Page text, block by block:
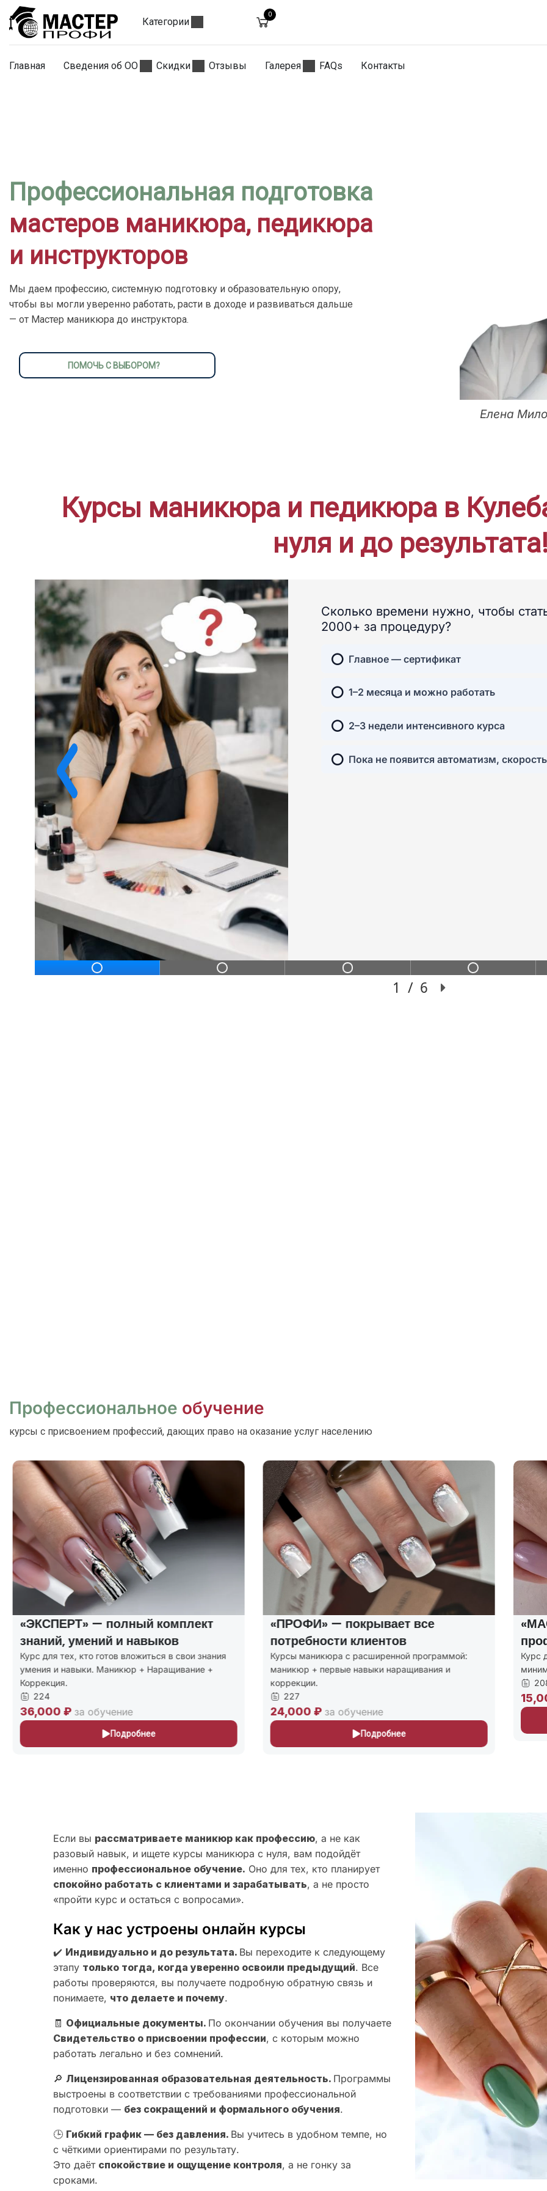
Категории
0
Главная Сведения об ОО Скидки Отзывы Галерея FAQs Контакты
Профессиональная подготовка
мастеров маникюра, педикюра
и инструкторов
Мы даем профессию, системную подготовку и образовательную опору,
чтобы вы могли уверенно работать, расти в доходе и развиваться дальше
— от Мастер маникюра до инструктора.
ПОМОЧЬ С ВЫБОРОМ?
Елена
Курсы маникюра и педикюра в
нуля и до результата!
Профессиональное обучение
курсы с присвоением профессий, дающих право на оказание услуг населению
«ЭКСПЕРТ» — полный комплект
знаний, умений и навыков
Курс для тех, кто готов вложиться в свои знания
умения и навыки. Маникюр + Наращивание +
Коррекция.
224
36,000 ₽ за обучение
Подробнее
«ПРОФИ» — покрывает все
потребности клиентов
Курсы маникюра с расширенной программой:
маникюр + первые навыки наращивания и
коррекции.
227
24,000 ₽ за обучение
Подробнее
Курс
208
Если вы рассматриваете маникюр как профессию, а не как
разовый навык, и ищете курсы маникюра с нуля, вам подойдёт
именно профессиональное обучение. Оно для тех, кто планирует
спокойно работать с клиентами и зарабатывать, а не просто
«пройти курс и остаться с вопросами».
Как у нас устроены онлайн курсы
✔️ Индивидуально и до результата. Вы переходите к следующему
этапу только тогда, когда уверенно освоили предыдущий. Все
работы проверяются, вы получаете подробную обратную связь и
понимаете, что делаете и почему.
🧾 Официальные документы. По окончании обучения вы получаете
Свидетельство о присвоении профессии, с которым можно
работать легально и без сомнений.
🔎 Лицензированная образовательная деятельность. Программы
выстроены в соответствии с требованиями профессиональной
подготовки — без сокращений и формального обучения.
🕒 Гибкий график — без давления. Вы учитесь в удобном темпе, но
с чёткими ориентирами по результату.
Это даёт спокойствие и ощущение контроля, а не гонку за
сроками.